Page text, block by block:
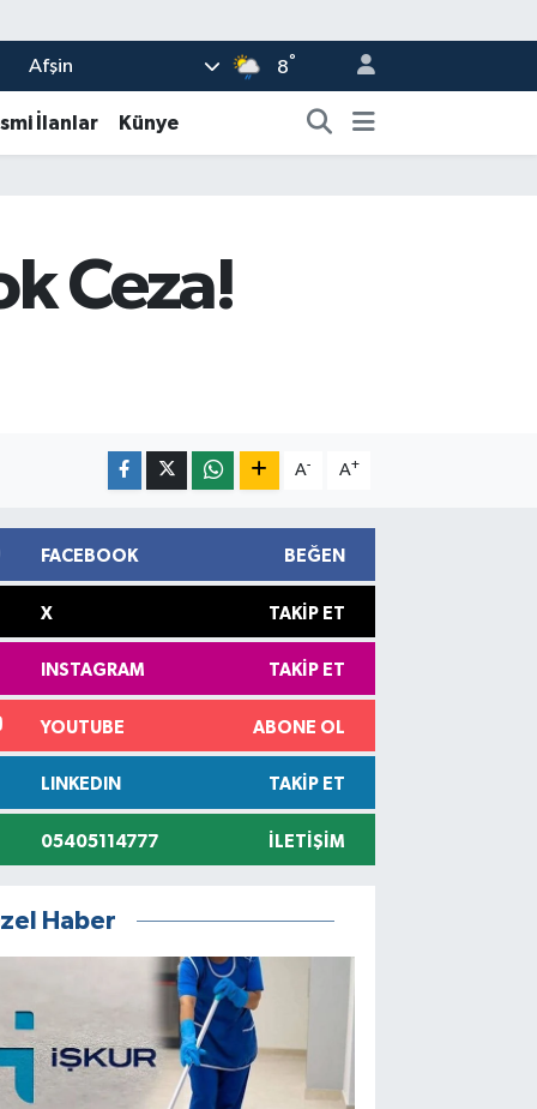
Afşin 8°
İlanlar Künye
Ceza!
A- A+
FACEBOOK BEĞEN
X TAKIP ET
INSTAGRAM TAKIP ET
YOUTUBE ABONE OL
LINKEDIN TAKIP ET
05405114777 İLETIŞIM
Haber